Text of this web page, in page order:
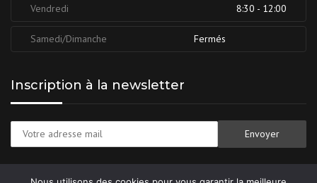
Vendredi 8:30 - 12:00
Samedi/Dimanche Fermés
Inscription à la newsletter